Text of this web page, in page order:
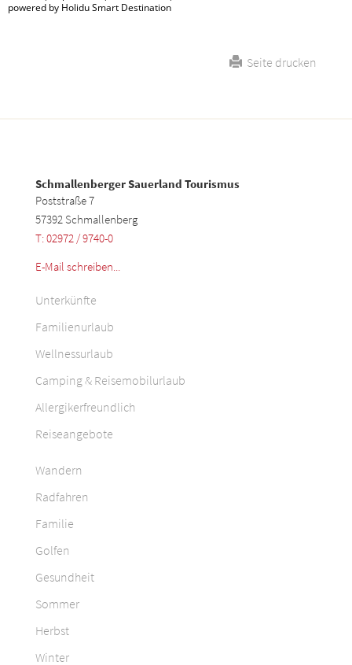
powered by Holidu Smart Destination
Seite drucken
Schmallenberger Sauerland Tourismus
Poststraße 7
57392 Schmallenberg
T: 02972 / 9740-0
E-Mail schreiben...
Unterkünfte
Familienurlaub
Wellnessurlaub
Camping & Reisemobilurlaub
Allergikerfreundlich
Reiseangebote
Wandern
Radfahren
Familie
Golfen
Gesundheit
Sommer
Herbst
Winter